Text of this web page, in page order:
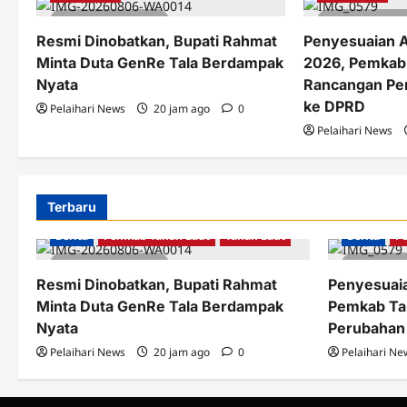
3 minutes read
Resmi Dinobatkan, Bupati Rahmat
Minta Duta GenRe Tala Berdampak
Nyata
Pelaihari News 20 jam ago 0
2 minutes
Penyesuaian
2026,
Rancangan
ke DPRD
Pelaihari News
Terbaru
3 minutes read
Berita Pemkab Tanah Laut Tanah Laut
Resmi Dinobatkan, Bupati Rahmat
Minta Duta GenRe Tala Berdampak
Nyata
Pelaihari News 20 jam ago 0
2
Berita
Pemkab
Pelaihari